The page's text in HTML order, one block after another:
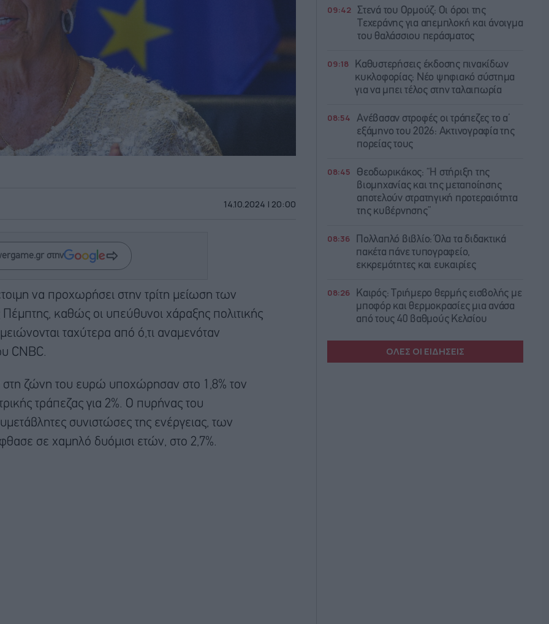
14.10.2024 | 20:00
στην
να προχωρήσει στην τρίτη μείωση των
Πέμπτης, καθώς οι υπεύθυνοι χάραξης πολιτικής
ταχύτερα από ό,τι αναμενόταν
CNBC.
στη ζώνη του ευρώ υποχώρησαν στο 1,8% τον
τράπεζας για 2%. Ο πυρήνας του
συνιστώσες της ενέργειας, των
σε χαμηλό δυόμισι ετών, στο 2,7%.
09:42
Στενά του Ορμούζ: Οι όροι της
Τεχεράνης για απεμπλοκή και άνοιγμα
του θαλάσσιου περάσματος
09:18
Καθυστερήσεις έκδοσης πινακίδων
κυκλοφορίας: Νέο ψηφιακό σύστημα
για να μπει τέλος στην ταλαιπωρία
08:54
Ανέβασαν στροφές οι τράπεζες το α’
εξάμηνο του 2026: Ακτινογραφία της
πορείας τους
08:45
Θεοδωρικάκος: “Η στήριξη της
βιομηχανίας και της μεταποίησης
αποτελούν στρατηγική προτεραιότητα
της κυβέρνησης”
08:36
Πολλαπλό βιβλίο: Όλα τα διδακτικά
πακέτα πάνε τυπογραφείο,
εκκρεμότητες και ευκαιρίες
08:26
Καιρός: Τριήμερο θερμής εισβολής με
μποφόρ και θερμοκρασίες μια ανάσα
από τους 40 βαθμούς Κελσίου
ΟΛΕΣ ΟΙ ΕΙΔΗΣΕΙΣ